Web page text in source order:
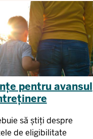
pentru avansul
să știți despre
de eligibilitate